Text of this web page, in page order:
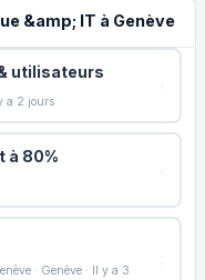
&amp; IT à Genève
utilisateurs
a 2 jours
à 80%
· Genève · Il y a 3